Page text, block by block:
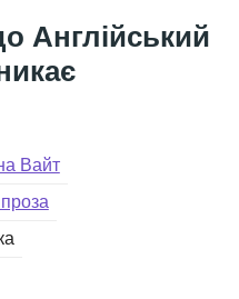
Англійський
Вайт